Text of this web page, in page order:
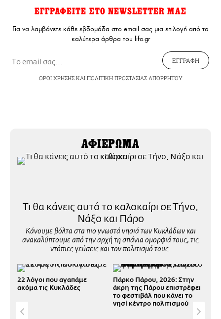
ΕΓΓΡΑΦΕΙΤΕ ΣΤΟ NEWSLETTER ΜΑΣ
Για να λαμβάνετε κάθε εβδομάδα στο email σας μια επιλογή από τα
καλύτερα άρθρα του lifo.gr
ΕΓΓΡΑΦΗ
ΟΡΟΙ ΧΡΗΣΗΣΚΑΙ ΠΟΛΙΤΙΚΗ ΠΡΟΣΤΑΣΙΑΣ ΑΠΟΡΡΗΤΟΥ
ΑΦΙΕΡΩΜΑ
Τι θα κάνεις αυτό το καλοκαίρι σε Τήνο,
Νάξο και Πάρο
Κάνουμε βόλτα στα πιο γνωστά νησιά των Κυκλάδων και
ανακαλύπτουμε από την αρχή τη σπάνια ομορφιά τους, τις
ντόπιες γεύσεις και τον πολιτισμό τους.
22 λόγοι που αγαπάμε
ακόμα τις Κυκλάδες
Πάρκο Πάρου, 2026: Στην
άκρη της Πάρου επιστρέφει
το φεστιβάλ που κάνει το
νησί κέντρο πολιτισμού